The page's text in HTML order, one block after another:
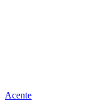
Acente